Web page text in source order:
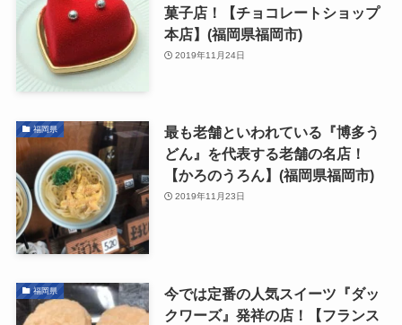
菓子店！【チョコレートショップ
本店】(福岡県福岡市)
2019年11月24日
福岡県
最も老舗といわれている『博多う
どん』を代表する老舗の名店！
【かろのうろん】(福岡県福岡市)
2019年11月23日
福岡県
今では定番の人気スイーツ『ダッ
クワーズ』発祥の店！【フランス